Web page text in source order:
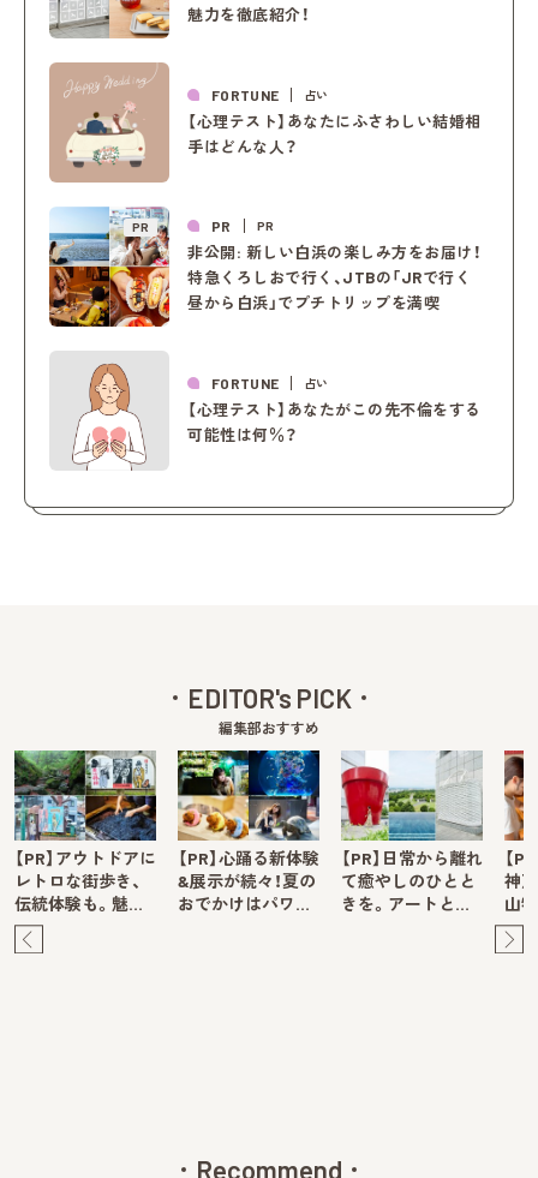
魅力を徹底紹介！
FORTUNE 占い
【心理テスト】あなたにふさわしい結婚相
手はどんな人？
PR PR PR
非公開: 新しい白浜の楽しみ方をお届け！
特急くろしおで行く、JTBの「JRで行く
昼から白浜」でプチトリップを満喫
FORTUNE 占い
【心理テスト】あなたがこの先不倫をする
可能性は何％？
EDITOR's PICK
編集部おすすめ
【PR】アウトドアに
レトロな街歩き、
伝統体験も。魅…
【PR】心踊る新体験
&展示が続々！夏の
おでかけはパワ…
【PR】日常から離れ
て癒やしのひとと
きを。アートと…
【
神
山
Recommend